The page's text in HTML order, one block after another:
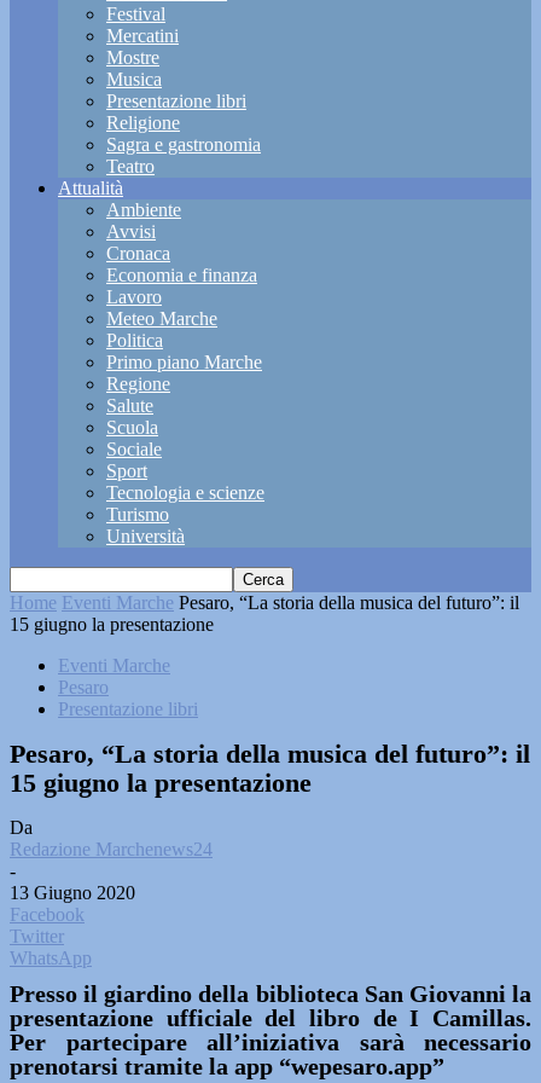
Festival
Mercatini
Mostre
Musica
Presentazione libri
Religione
Sagra e gastronomia
Teatro
Attualità
Ambiente
Avvisi
Cronaca
Economia e finanza
Lavoro
Meteo Marche
Politica
Primo piano Marche
Regione
Salute
Scuola
Sociale
Sport
Tecnologia e scienze
Turismo
Università
Home Eventi Marche Pesaro, “La storia della musica del futuro”: il
15 giugno la presentazione
Eventi Marche
Pesaro
Presentazione libri
Pesaro, “La storia della musica del futuro”: il
15 giugno la presentazione
Da
Redazione Marchenews24
-
13 Giugno 2020
Facebook
Twitter
WhatsApp
Presso il giardino della biblioteca San Giovanni la
presentazione ufficiale del libro de I Camillas.
Per partecipare all’iniziativa sarà necessario
prenotarsi tramite la app “wepesaro.app”